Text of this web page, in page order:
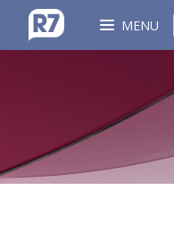
MENU